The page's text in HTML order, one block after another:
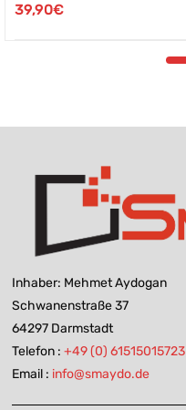
39,90€
Inhaber: Mehmet Aydogan
Schwanenstraße 37
64297 Darmstadt
Telefon : +49 (0) 61515015723
Email : info@smaydo.de